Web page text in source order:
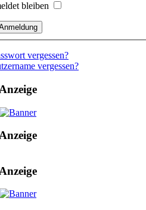
bleiben
vergessen?
vergessen?
Anzeige
Anzeige